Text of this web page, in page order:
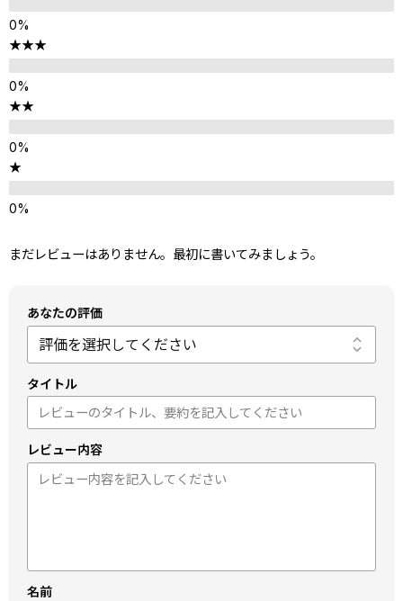
★★★
★★
★
まだレビューはありません。最初に書いてみましょう。
あなたの評価
タイトル
レビュー内容
名前